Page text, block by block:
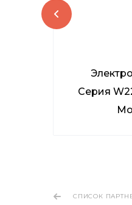
Серия
СПИСОК